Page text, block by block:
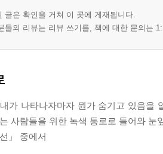
글은 확인을 거쳐 이 곳에 게재됩니다.
들의 리뷰는 리뷰 쓰기를, 책에 대한 문의는
가 나타나자마자 뭔가 숨기고 있음을
사람들을 위한 녹색 통로로 들어와 눈
」 중에서